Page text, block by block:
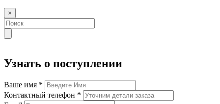
×
Узнать о поступлении
Ваше имя *
Контактный телефон *